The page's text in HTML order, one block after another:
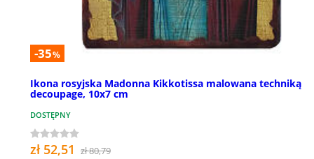
-35%
Ikona rosyjska Madonna Kikkotissa malowana techniką
decoupage, 10x7 cm
DOSTĘPNY
zł 52,51 zł 80,79